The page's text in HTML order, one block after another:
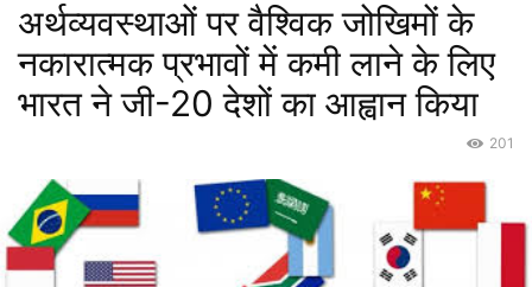
अर्थव्यवस्थाओं पर वैश्विक जोखिमों के
नकारात्मक प्रभावों में कमी लाने के लिए
भारत ने जी-20 देशों का आह्वान किया
201